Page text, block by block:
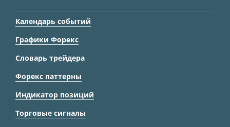
Календарь событий
Графики Форекс
Словарь трейдера
Форекс паттерны
Индикатор позиций
Торговые сигналы